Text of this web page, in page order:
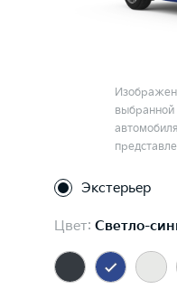
выбранной
Экстерьер
Цвет: Светло-